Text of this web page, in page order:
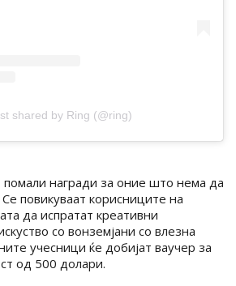
shared by Ring (@ring)
помали награди за оние што нема да
повикуваат корисниците на
да испратат креативни
со вонземјани со влезна
учесници ќе добијат ваучер за
од 500 долари.